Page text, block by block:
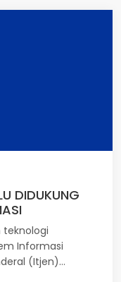
DIDUKUNG
teknologi
(Itjen)